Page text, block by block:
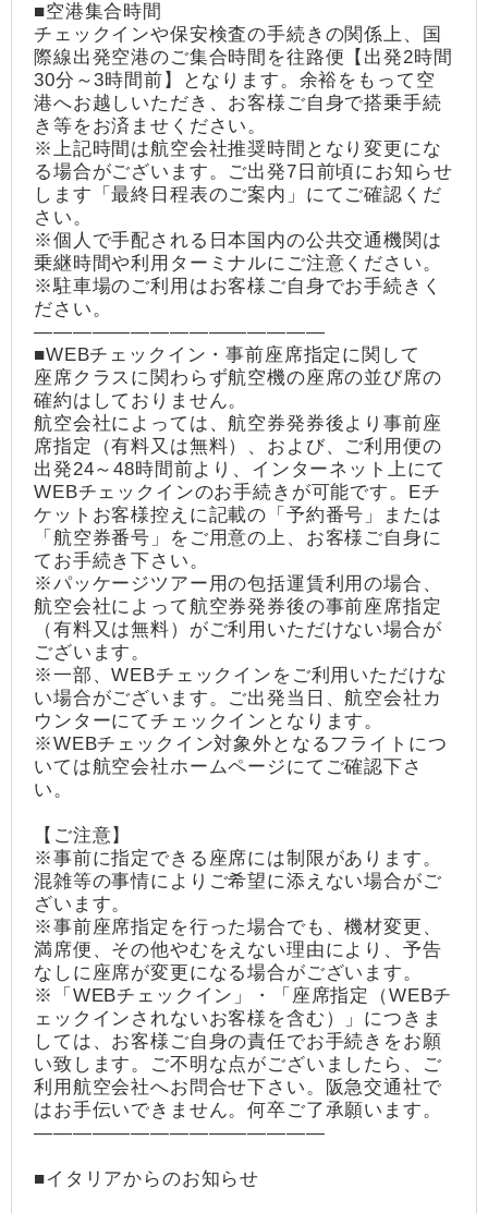
■空港集合時間
チェックインや保安検査の手続きの関係上、国
際線出発空港のご集合時間を往路便【出発2時間
30分～3時間前】となります。余裕をもって空
港へお越しいただき、お客様ご自身で搭乗手続
き等をお済ませください。
※上記時間は航空会社推奨時間となり変更にな
る場合がございます。ご出発7日前頃にお知らせ
します「最終日程表のご案内」にてご確認くだ
さい。
※個人で手配される日本国内の公共交通機関は
乗継時間や利用ターミナルにご注意ください。
※駐車場のご利用はお客様ご自身でお手続きく
ださい。
―――――――――――――――
■WEBチェックイン・事前座席指定に関して
座席クラスに関わらず航空機の座席の並び席の
確約はしておりません。
航空会社によっては、航空券発券後より事前座
席指定（有料又は無料）、および、ご利用便の
出発24～48時間前より、インターネット上にて
WEBチェックインのお手続きが可能です。Eチ
ケットお客様控えに記載の「予約番号」または
「航空券番号」をご用意の上、お客様ご自身に
てお手続き下さい。
※パッケージツアー用の包括運賃利用の場合、
航空会社によって航空券発券後の事前座席指定
（有料又は無料）がご利用いただけない場合が
ございます。
※一部、WEBチェックインをご利用いただけな
い場合がございます。ご出発当日、航空会社カ
ウンターにてチェックインとなります。
※WEBチェックイン対象外となるフライトにつ
いては航空会社ホームページにてご確認下さ
い。
【ご注意】
※事前に指定できる座席には制限があります。
混雑等の事情によりご希望に添えない場合がご
ざいます。
※事前座席指定を行った場合でも、機材変更、
満席便、その他やむをえない理由により、予告
なしに座席が変更になる場合がございます。
※「WEBチェックイン」・「座席指定（WEBチ
ェックインされないお客様を含む）」につきま
しては、お客様ご自身の責任でお手続きをお願
い致します。ご不明な点がございましたら、ご
利用航空会社へお問合せ下さい。阪急交通社で
はお手伝いできません。何卒ご了承願います。
―――――――――――――――
■イタリアからのお知らせ